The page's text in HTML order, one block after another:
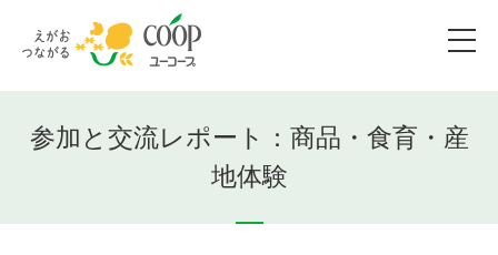
参加と交流レポート：商品・食育・産
地体験